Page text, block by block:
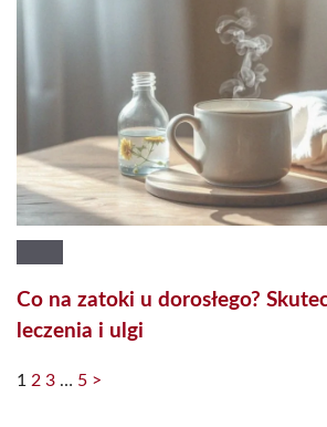
Co na zatoki u dorosłego?
leczenia i ulgi
1 2 3 … 5 >